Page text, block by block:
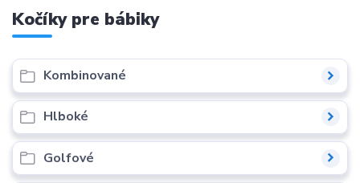
Kočíky pre bábiky
Kombinované
Hlboké
Golfové